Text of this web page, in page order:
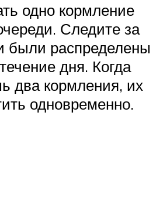
одно кормление
Следите за
были распределены
дня. Когда
два кормления, их
одновременно.